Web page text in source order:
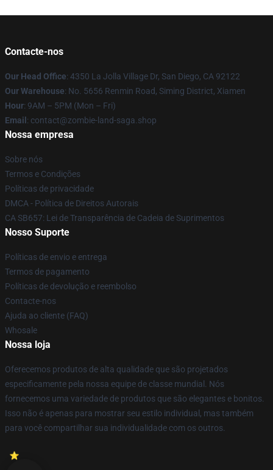
Contacte-nos
Our Head Office: 4350 La Jolla Village Dr, San Diego, CA 92122
Our Warehouse: No. 5656 Renmin Road, Siming District, Xiamen
Hour: 9AM – 5PM (Mon – Fri)
Email : contact@zombie-land-saga.shop
Nossa empresa
Sobre nós
Termos e Condições
Políticas de privacidade
DMCA - Política de Direitos Autorais
CA SB657: Lei de Transparência de Cadeia de Suprimentos
Nosso Suporte
Políticas de envio e entrega
Termos de pagamento
Políticas de devolução e reembolso
Contacte-nos
Ajuda ao cliente (FAQ)
Whosale
Nossa loja
Oferecemos produtos de alta qualidade que são projetados
especificamente pela nossa equipe de classe mundial. Nós
fornecemos uma variedade de produtos que são elegantes e bonitos.
Isso não é apenas para mostrar seu estilo individual, mas também
para você compartilhar sua individualidade com os outros.